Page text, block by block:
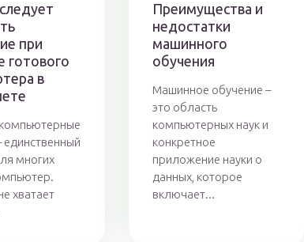
при
готового
в
единственный
многих
хватает
Преимущества и
недостатки
машинного
обучения
Машинное обучение –
это область
компьютерных наук и
конкретное
приложение науки о
данных, которое
включает...